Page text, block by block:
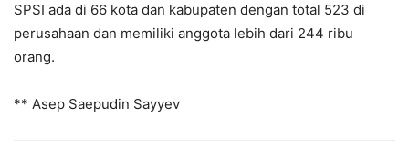
SPSI ada di 66 kota dan kabupaten dengan total 523 di
perusahaan dan memiliki anggota lebih dari 244 ribu
orang.
** Asep Saepudin Sayyev